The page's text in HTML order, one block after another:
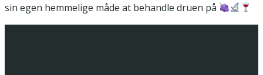
sin egen hemmelige måde at behandle druen på